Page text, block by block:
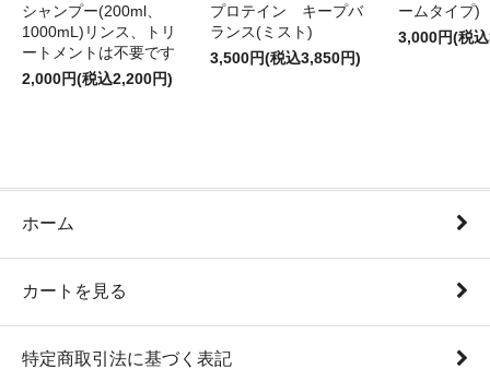
シャンプー(200ml、
1000mL)リンス、トリ
ートメントは不要です
2,000円(税込2,200円)
プロテイン キープバ
ランス(ミスト)
3,500円(税込3,850円)
ームタイプ)
3,000円(税
ホーム
カートを見る
特定商取引法に基づく表記